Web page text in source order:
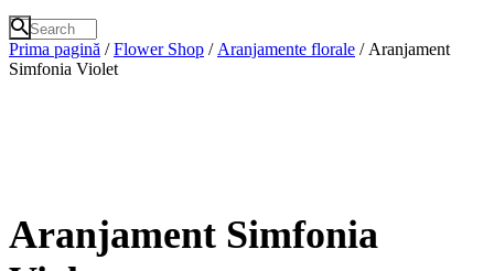
Prima pagină /Flower Shop / Aranjamente florale / Aranjament
Simfonia Violet
Aranjament Simfonia